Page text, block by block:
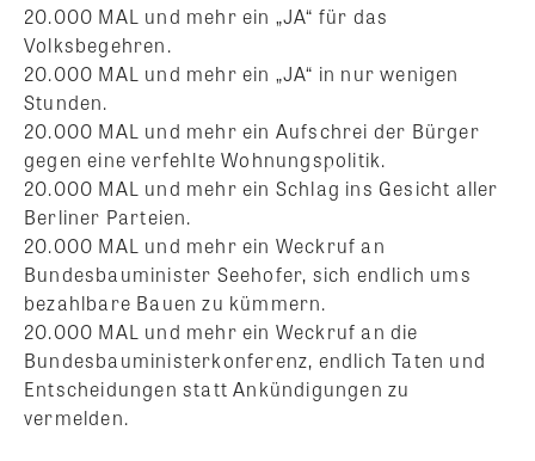
20.000 MAL und mehr ein „JA“ für das
Volksbegehren.
20.000 MAL und mehr ein „JA“ in nur wenigen
Stunden.
20.000 MAL und mehr ein Aufschrei der Bürger
gegen eine verfehlte Wohnungspolitik.
20.000 MAL und mehr ein Schlag ins Gesicht aller
Berliner Parteien.
20.000 MAL und mehr ein Weckruf an
Bundesbauminister Seehofer, sich endlich ums
bezahlbare Bauen zu kümmern.
20.000 MAL und mehr ein Weckruf an die
Bundesbauministerkonferenz, endlich Taten und
Entscheidungen statt Ankündigungen zu
vermelden.